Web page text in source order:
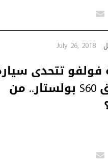
July 26, 2018
فولفو تتحدى
السباق S60 بولستار.. من